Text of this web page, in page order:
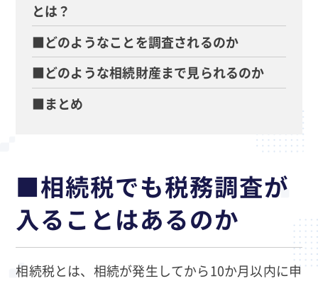
とは？
■どのようなことを調査されるのか
■どのような相続財産まで見られるのか
■まとめ
■相続税でも税務調査が
入ることはあるのか
相続税とは、相続が発生してから10か月以内に申